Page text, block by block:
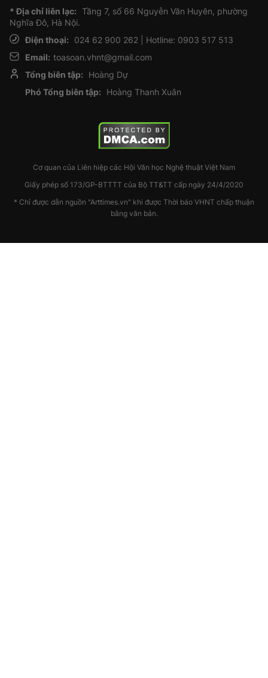
* Địa chỉ liên lạc: Tầng 7, số 66 Nguyễn Văn Huyên, phường
Nghĩa Đô, Hà Nội.
Điện thoại:
024 62 900 262 | Hotline: 0903 517 513
Email: toasoan.vhnt@gmail.com
Tổng biên tập:
Hoàng Dự
Phó Tổng biên tập:
Hoàng Thanh Xuân
Cơ quan của Liên hiệp các Hội Văn học Nghệ thuật Việt Nam
Giấy phép số 173/GP-BTTTT của Bộ TT&TT cấp ngày 24/4/2020
* Chỉ được dẫn nguồn "Arttimes.vn" khi được Thời báo VHNT chấp thuận
bằng văn bản.